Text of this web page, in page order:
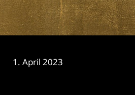
1. April 2023